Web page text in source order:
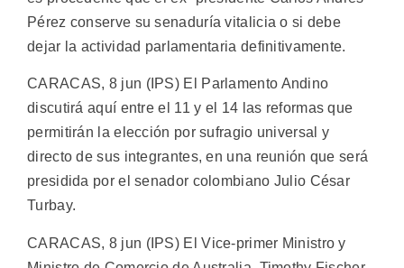
Pérez conserve su senaduría vitalicia o si debe
dejar la actividad parlamentaria definitivamente.
CARACAS, 8 jun (IPS) El Parlamento Andino
discutirá aquí entre el 11 y el 14 las reformas que
permitirán la elección por sufragio universal y
directo de sus integrantes, en una reunión que será
presidida por el senador colombiano Julio César
Turbay.
CARACAS, 8 jun (IPS) El Vice-primer Ministro y